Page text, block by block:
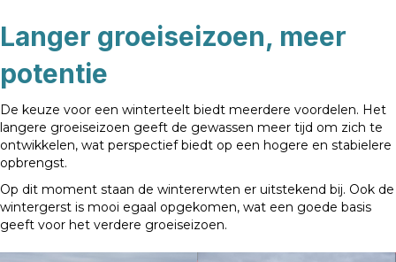
Langer groeiseizoen, meer
potentie
De keuze voor een winterteelt biedt meerdere voordelen. Het
langere groeiseizoen geeft de gewassen meer tijd om zich te
ontwikkelen, wat perspectief biedt op een hogere en stabielere
opbrengst.
Op dit moment staan de wintererwten er uitstekend bij. Ook de
wintergerst is mooi egaal opgekomen, wat een goede basis
geeft voor het verdere groeiseizoen.